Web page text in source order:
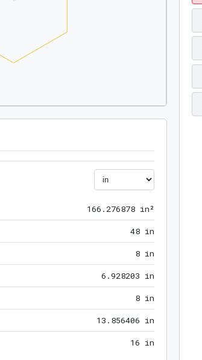
166 .276878 in²
48 in48 in
8 in8 in
6 .928203 in6.928203 in
8 in8 in
1 3 . 856406 in13.856406
16 in16 in